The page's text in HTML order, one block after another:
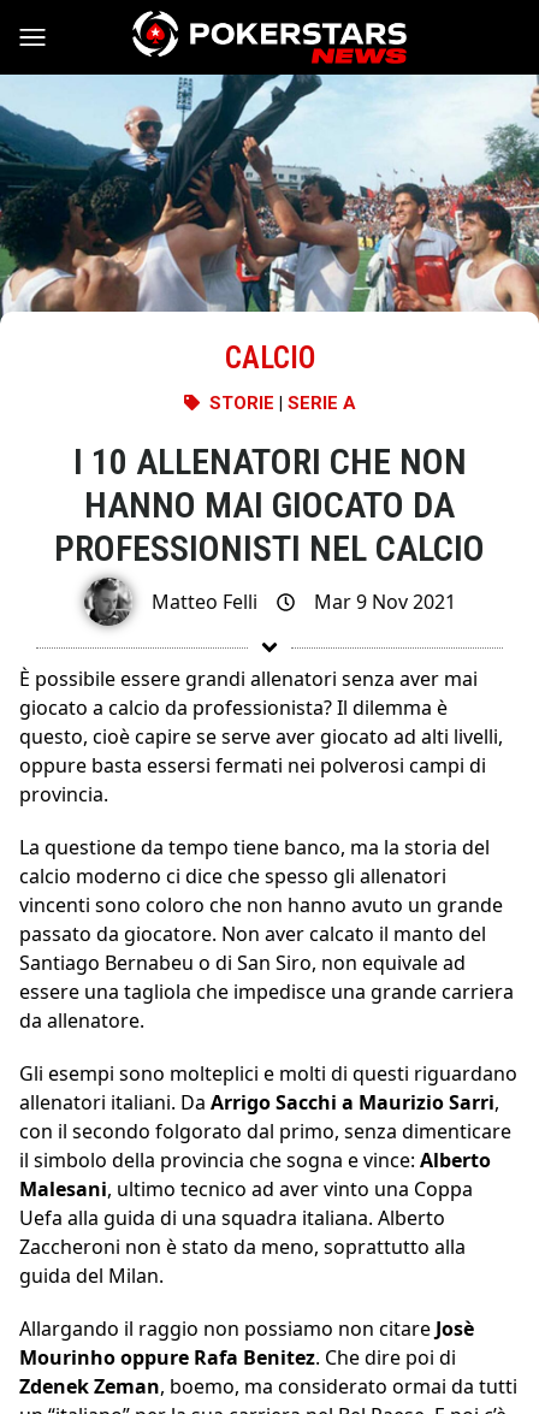
Vai al contenuto
CALCIO
STORIE | SERIE A
I 10 ALLENATORI CHE NON
HANNO MAI GIOCATO DA
PROFESSIONISTI NEL CALCIO
Matteo Felli Mar 9 Nov 2021
È possibile essere grandi allenatori senza aver mai
giocato a calcio da professionista? Il dilemma è
questo, cioè capire se serve aver giocato ad alti livelli,
oppure basta essersi fermati nei polverosi campi di
provincia.
La questione da tempo tiene banco, ma la storia del
calcio moderno ci dice che spesso gli allenatori
vincenti sono coloro che non hanno avuto un grande
passato da giocatore. Non aver calcato il manto del
Santiago Bernabeu o di San Siro, non equivale ad
essere una tagliola che impedisce una grande carriera
da allenatore.
Gli esempi sono molteplici e molti di questi riguardano
allenatori italiani. Da Arrigo Sacchi a Maurizio Sarri,
con il secondo folgorato dal primo, senza dimenticare
il simbolo della provincia che sogna e vince: Alberto
Malesani, ultimo tecnico ad aver vinto una Coppa
Uefa alla guida di una squadra italiana. Alberto
Zaccheroni non è stato da meno, soprattutto alla
guida del Milan.
Allargando il raggio non possiamo non citare Josè
Mourinho oppure Rafa Benitez. Che dire poi di
Zdenek Zeman, boemo, ma considerato ormai da tutti